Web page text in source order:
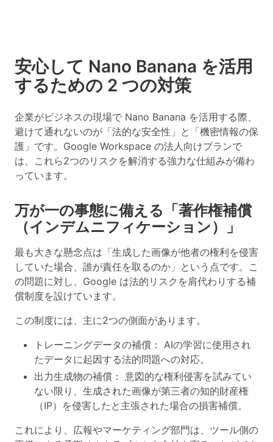
安心して Nano Banana を活用
するための 2 つの対策
企業がビジネスの現場で Nano Banana を活用する際、
避けて通れないのが「法的な安全性」と「機密情報の保
護」です。Google Workspace の法人向けプランで
は、これら2つのリスクを解消する強力な仕組みが備わ
っています。
万が一の事態に備える「著作権補償
（インデムニフィケーション）」
最も大きな懸念点は「生成した画像が他者の権利を侵害
していた場合、誰が責任を取るのか」という点です。こ
の問題に対し、 Google は法的リスクを肩代わりする補
償制度を設けています。
この制度には、主に2つの側面があります。
トレーニングデータの補償 ： AIの学習に使用され
たデータに起因する法的問題への対応。
出力生成物の補償 ： 意図的な権利侵害を試みてい
ない限り、生成された画像が第三者の知的財産権
（IP）を侵害したと主張された場合の損害補償。
これにより、広報やマーケティング部門は、ツール側の